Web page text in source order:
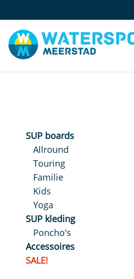
SUP boards
Allround
Touring
Familie
Kids
Yoga
SUP kleding
Poncho's
Accessoires
Must haves!
SALE!